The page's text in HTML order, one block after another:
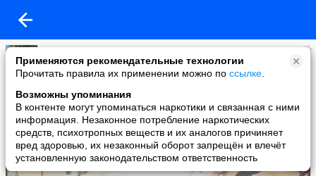
Применяются рекомендательные технологии
Прочитать правила их применении можно по ссылке
Возможны упоминания
В контенте могут упоминаться наркотики и связанная с ними
информация. Незаконное потребление наркотических
средств, психотропных веществ и их аналогов причиняет
вред здоровью, их незаконный оборот запрещён и влечёт
установленную законодательством ответственность
вау
added a photo
28 Feb в 12:24